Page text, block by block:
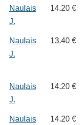
Naulais
J.
14.20 €
Naulais
J.
13.40 €
Naulais
J.
14.20 €
Naulais
14.20 €